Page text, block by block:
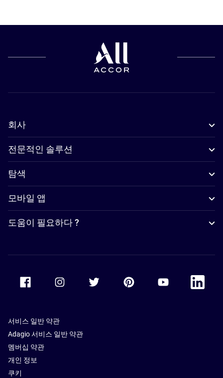
회사
전문적인 솔루션
탐색
모바일 앱
도움이 필요하다 ?
Accor Youtube
Accor
서비스 일반 약관
Adagio 서비스 일반 약관
멤버십 약관
개인 정보
쿠키